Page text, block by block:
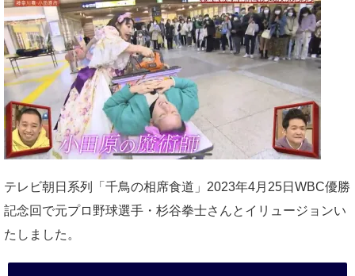
テレビ朝日系列「千鳥の相席食道」2023年4月25日WBC優勝
記念回で元プロ野球選手・杉谷拳士さんとイリュージョンい
たしました。